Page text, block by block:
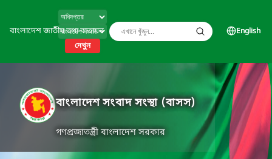
বাংলাদেশ জাতীয় তথ্য বাতায়ন
দেখুন
English
বাংলাদেশ সংবাদ সংস্থা (বাসস)
গণপ্রজাতন্ত্রী বাংলাদেশ সরকার